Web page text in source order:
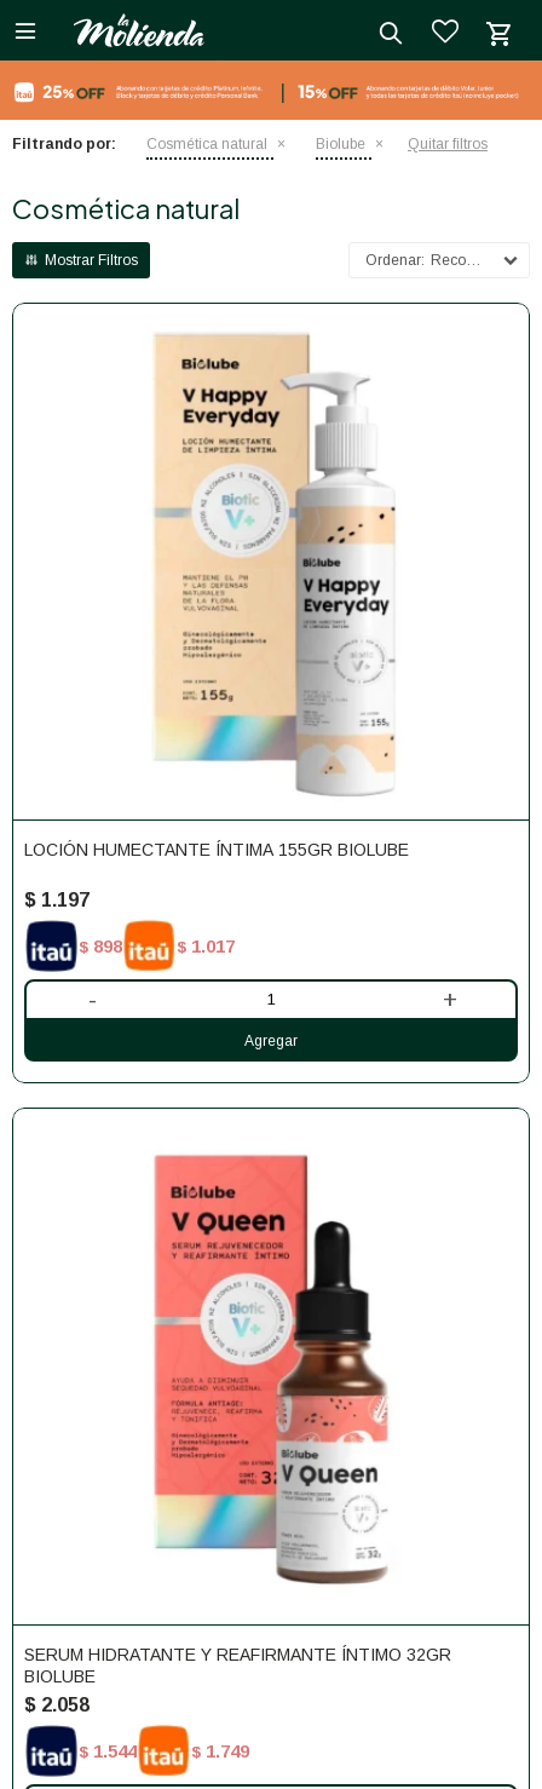

Filtrando por: Cosmética natural Biolube Quitar filtros
Cosmética natural
Recomendados
LOCIÓN HUMECTANTE ÍNTIMA 155GR BIOLUBE
$ 1.197
$ 898 $ 1.017
- +
SERUM HIDRATANTE Y REAFIRMANTE ÍNTIMO 32GR
BIOLUBE
$ 2.058
$ 1.544 $ 1.749